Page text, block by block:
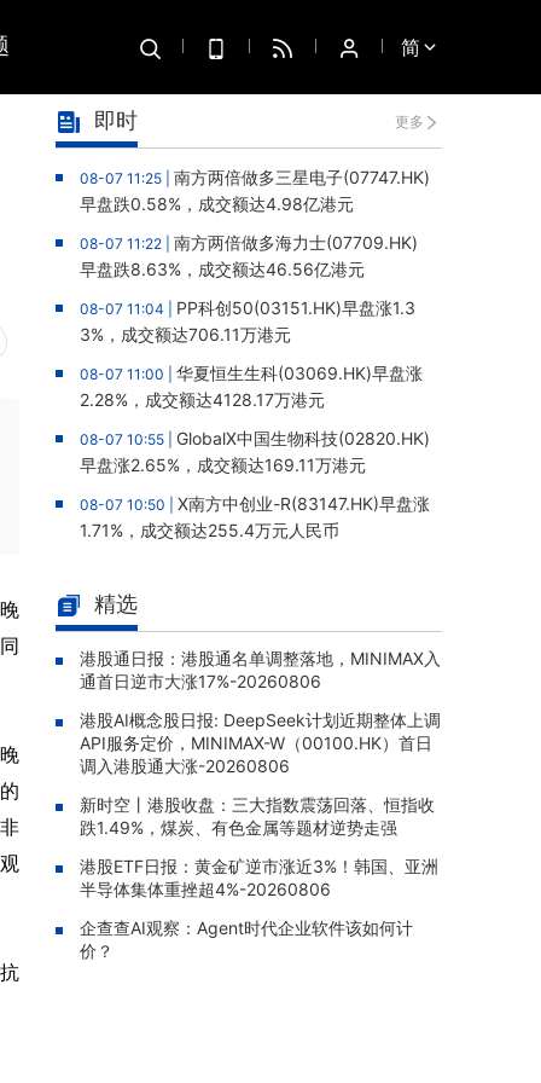
简
即时 更多
08-07 11:25 | 南方两倍做多三星电子(07747.HK)
早盘跌0.58%，成交额达4.98亿港元
08-07 11:22 | 南方两倍做多海力士(07709.HK)
早盘跌8.63%，成交额达46.56亿港元
08-07 11:04 | PP科创50(03151.HK)早盘涨1.3
3%，成交额达706.11万港元
08-07 11:00 | 华夏恒生生科(03069.HK)早盘涨
2.28%，成交额达4128.17万港元
08-07 10:55 | GlobalX中国生物科技(02820.HK)
早盘涨2.65%，成交额达169.11万港元
08-07 10:50 | X南方中创业-R(83147.HK)早盘涨
1.71%，成交额达255.4万元人民币
80%，成交额达358.55万港元
08-07 10:20 |南方KOSPI(03121.HK)早盘跌1.9
6%，成交额达1140.25万港元
涨2.16%，成交额达165.71万港元
08-07 10:10 |易方达亚洲半导体ETF(03486.H
精选
港股通日报：港股通名单调整落地，MINIMAX入
通首日逆市大涨17%-20260806
港股AI概念股日报: DeepSeek计划近期整体上调
API服务定价，MINIMAX-W（00100.HK）首日
调入港股通大涨-20260806
新时空丨港股收盘：三大指数震荡回落、恒指收
跌1.49%，煤炭、有色金属等题材逆势走强
港股ETF日报：黄金矿逆市涨近3%！韩国、亚洲
半导体集体重挫超4%-20260806
企查查AI观察：Agent时代企业软件该如何计
价？